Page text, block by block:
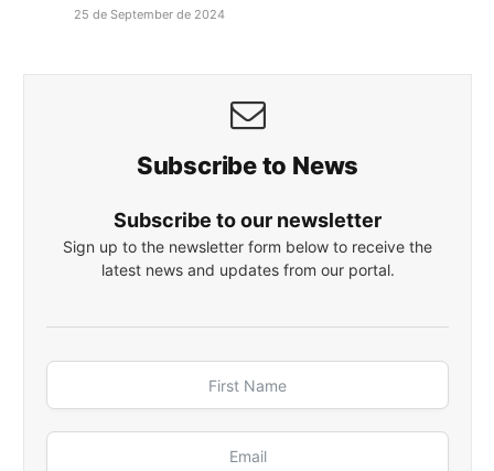
25 de September de 2024
Subscribe to News
Subscribe to our newsletter
Sign up to the newsletter form below to receive the
latest news and updates from our portal.